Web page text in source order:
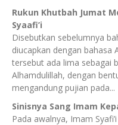
Rukun Khutbah Jumat
Syaafi’i
Disebutkan sebelumnya
diucapkan dengan bahasa
tersebut ada lima sebagai
Alhamdulillah, dengan
mengandung pujian pada...
Sinisnya Sang Imam
Pada awalnya, Imam